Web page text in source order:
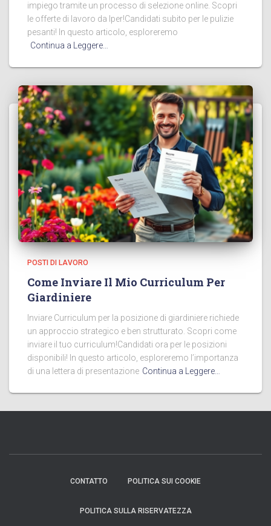
impiego tramite un processo di selezione online. Scopri
le offerte di lavoro da Iper!Candidati subito per le pulizie
pesanti! In questo articolo, esploreremo
Continua a Leggere…
POSTI DI LAVORO
Come Inviare Il Mio Curriculum Per
Giardiniere
Inviare Curriculum per la posizione di giardiniere richiede
un approccio strategico e ben strutturato. Scopri come
inviare il tuo curriculum!Candidati ora per le posizioni
disponibili! In questo articolo, esploreremo l’importanza
di una lettera di presentazione Continua a Leggere…
CONTATTO POLITICA SUI COOKIE
POLITICA SULLA RISERVATEZZA